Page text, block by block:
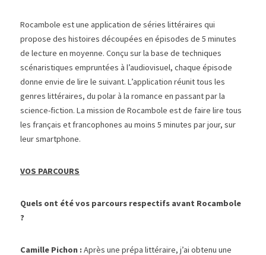
Rocambole est une application de séries littéraires qui
propose des histoires découpées en épisodes de 5 minutes
de lecture en moyenne. Conçu sur la base de techniques
scénaristiques empruntées à l’audiovisuel, chaque épisode
donne envie de lire le suivant. L’application réunit tous les
genres littéraires, du polar à la romance en passant par la
science-fiction. La mission de Rocambole est de faire lire tous
les français et francophones au moins 5 minutes par jour, sur
leur smartphone.
VOS PARCOURS
Quels ont été vos parcours respectifs avant Rocambole
?
Camille Pichon : Après une prépa littéraire, j’ai obtenu une